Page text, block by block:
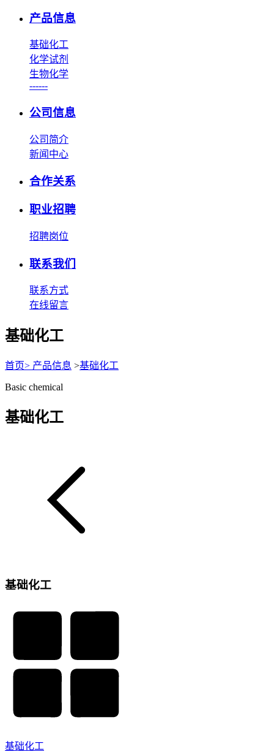
产品信息
基础化工
化学试剂
生物化学
------
公司信息
公司简介
新闻中心
合作关系
职业招聘
招聘岗位
联系我们
联系方式
在线留言
基础化工
首页> 产品信息 >基础化工
Basic chemical
基础化工
基础化工
基础化工